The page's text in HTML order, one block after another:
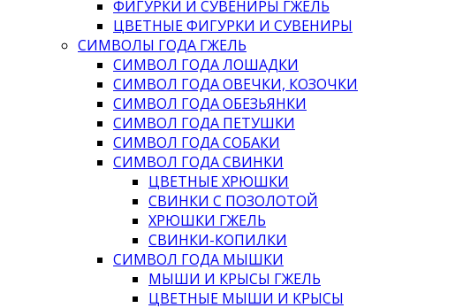
ФИГУРКИ И СУВЕНИРЫ ГЖЕЛЬ
ЦВЕТНЫЕ ФИГУРКИ И СУВЕНИРЫ
СИМВОЛЫ ГОДА ГЖЕЛЬ
СИМВОЛ ГОДА ЛОШАДКИ
СИМВОЛ ГОДА ОВЕЧКИ, КОЗОЧКИ
СИМВОЛ ГОДА ОБЕЗЬЯНКИ
СИМВОЛ ГОДА ПЕТУШКИ
СИМВОЛ ГОДА СОБАКИ
СИМВОЛ ГОДА СВИНКИ
ЦВЕТНЫЕ ХРЮШКИ
СВИНКИ С ПОЗОЛОТОЙ
ХРЮШКИ ГЖЕЛЬ
СВИНКИ-КОПИЛКИ
СИМВОЛ ГОДА МЫШКИ
МЫШИ И КРЫСЫ ГЖЕЛЬ
ЦВЕТНЫЕ МЫШИ И КРЫСЫ